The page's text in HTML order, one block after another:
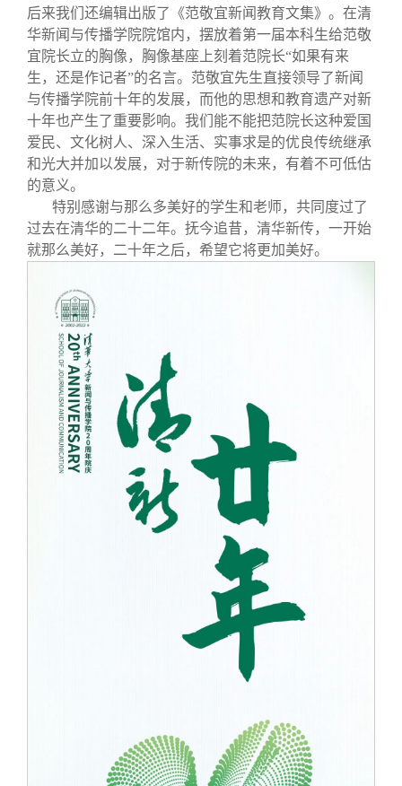
后来我们还编辑出版了《范敬宜新闻教育文集》。在清
华新闻与传播学院院馆内，摆放着第一届本科生给范敬
宜院长立的胸像，胸像基座上刻着范院长“如果有来
生，还是作记者”的名言。范敬宜先生直接领导了新闻
与传播学院前十年的发展，而他的思想和教育遗产对新
十年也产生了重要影响。我们能不能把范院长这种爱国
爱民、文化树人、深入生活、实事求是的优良传统继承
和光大并加以发展，对于新传院的未来，有着不可低估
的意义。
特别感谢与那么多美好的学生和老师，共同度过了
过去在清华的二十二年。抚今追昔，清华新传，一开始
就那么美好，二十年之后，希望它将更加美好。